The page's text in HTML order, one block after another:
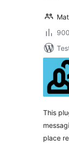
This
place